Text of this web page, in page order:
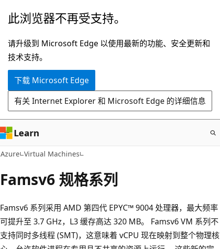
跳
主
要
内
此浏览器不再受支持。
请升级到 Microsoft Edge 以使用最新的功能、安全更新和
技术支持。
下载 Microsoft Edge
有关 Internet Explorer 和 Microsoft Edge 的详细信息
Learn
Azure Virtual Machines
Famsv6 规格系列
Famsv6 系列采用 AMD 第四代 EPYC™ 9004 处理器，最大频率
可提升至 3.7 GHz，L3 缓存高达 320 MB。 Famsv6 VM 系列不
支持同时多线程 (SMT)，这意味着 vCPU 现在映射到整个物理核